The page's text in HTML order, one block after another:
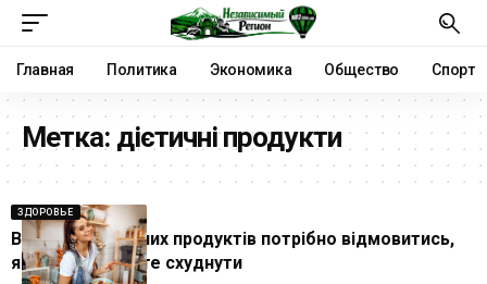
Главная Политика Экономика Общество Спорт
Метка: дієтичні продукти
ЗДОРОВЬЕ
Від яких дієтичних продуктів потрібно відмовитись,
якщо ви бажаєте схуднути